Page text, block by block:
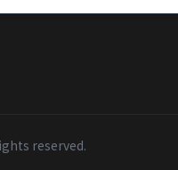
reserved.